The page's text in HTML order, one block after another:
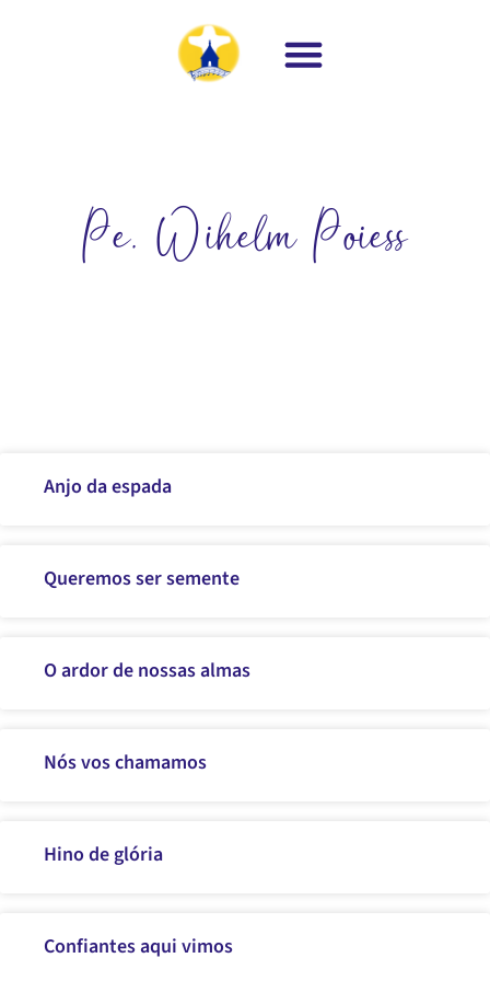
Pe. Wihelm Poiess
Anjo da espada
Queremos ser semente
O ardor de nossas almas
Nós vos chamamos
Hino de glória
Confiantes aqui vimos